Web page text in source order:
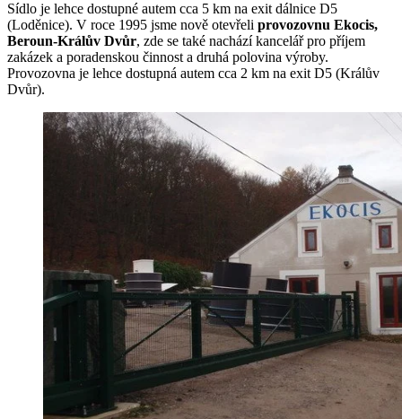
Sídlo je lehce dostupné autem cca 5 km na exit dálnice D5
(Loděnice). V roce 1995 jsme nově otevřeli provozovnu Ekocis,
Beroun-Králův Dvůr, zde se také nachází kancelář pro příjem
zakázek a poradenskou činnost a druhá polovina výroby.
Provozovna je lehce dostupná autem cca 2 km na exit D5 (Králův
Dvůr).